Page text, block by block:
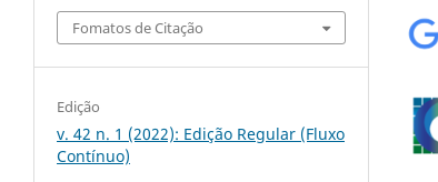
Fomatos de Citação
Edição
v. 42 n. 1 (2022): Edição Regular (Fluxo
Contínuo)